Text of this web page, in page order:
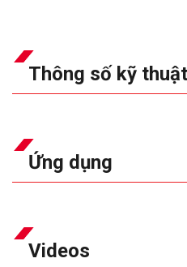
Thông số kỹ thuật
Ứng dụng
Videos